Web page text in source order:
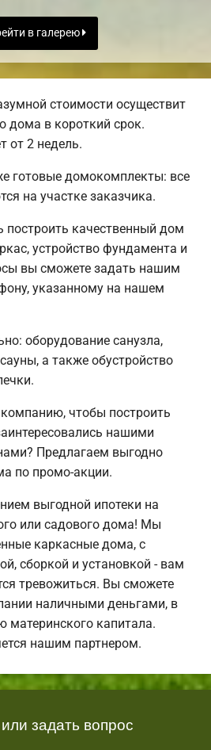
в галерею
стоимости осуществит
дома в короткий срок.
от 2 недель.
готовые домокомплекты: все
на участке заказчика.
построить качественный дом
устройство фундамента и
вы сможете задать нашим
указанному на нашем
оборудование санузла,
а также обустройство
чтобы построить
нашими
Предлагаем выгодно
по промо-акции.
выгодной ипотеки на
или садового дома! Мы
каркасные дома, с
сборкой и установкой - вам
тревожиться. Вы сможете
наличными деньгами, в
материнского капитала.
нашим партнером.
задать вопрос